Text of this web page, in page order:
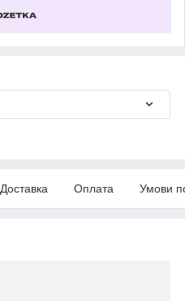
Доставка Оплата Умови